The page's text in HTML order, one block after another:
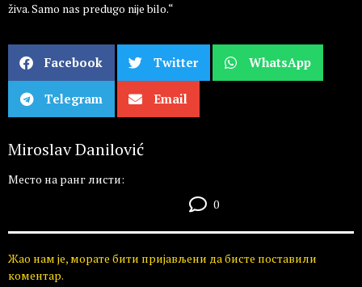
živa. Samo nas predugo nije bilo.“
Facebook Twitter WhatsApp
Telegram Email
Miroslav Danilović
Место на ранг листи:
0
Жао нам је, морате бити пријављени да бисте поставили
коментар.